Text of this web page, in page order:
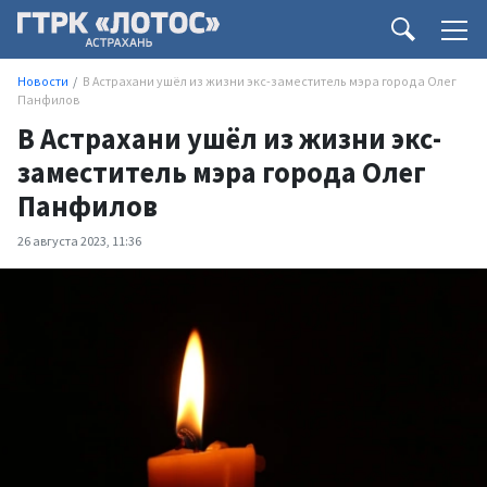
Новости
В Астрахани ушёл из жизни экс-заместитель мэра города Олег
Панфилов
В Астрахани ушёл из жизни экс-
заместитель мэра города Олег
Панфилов
26 августа 2023, 11:36